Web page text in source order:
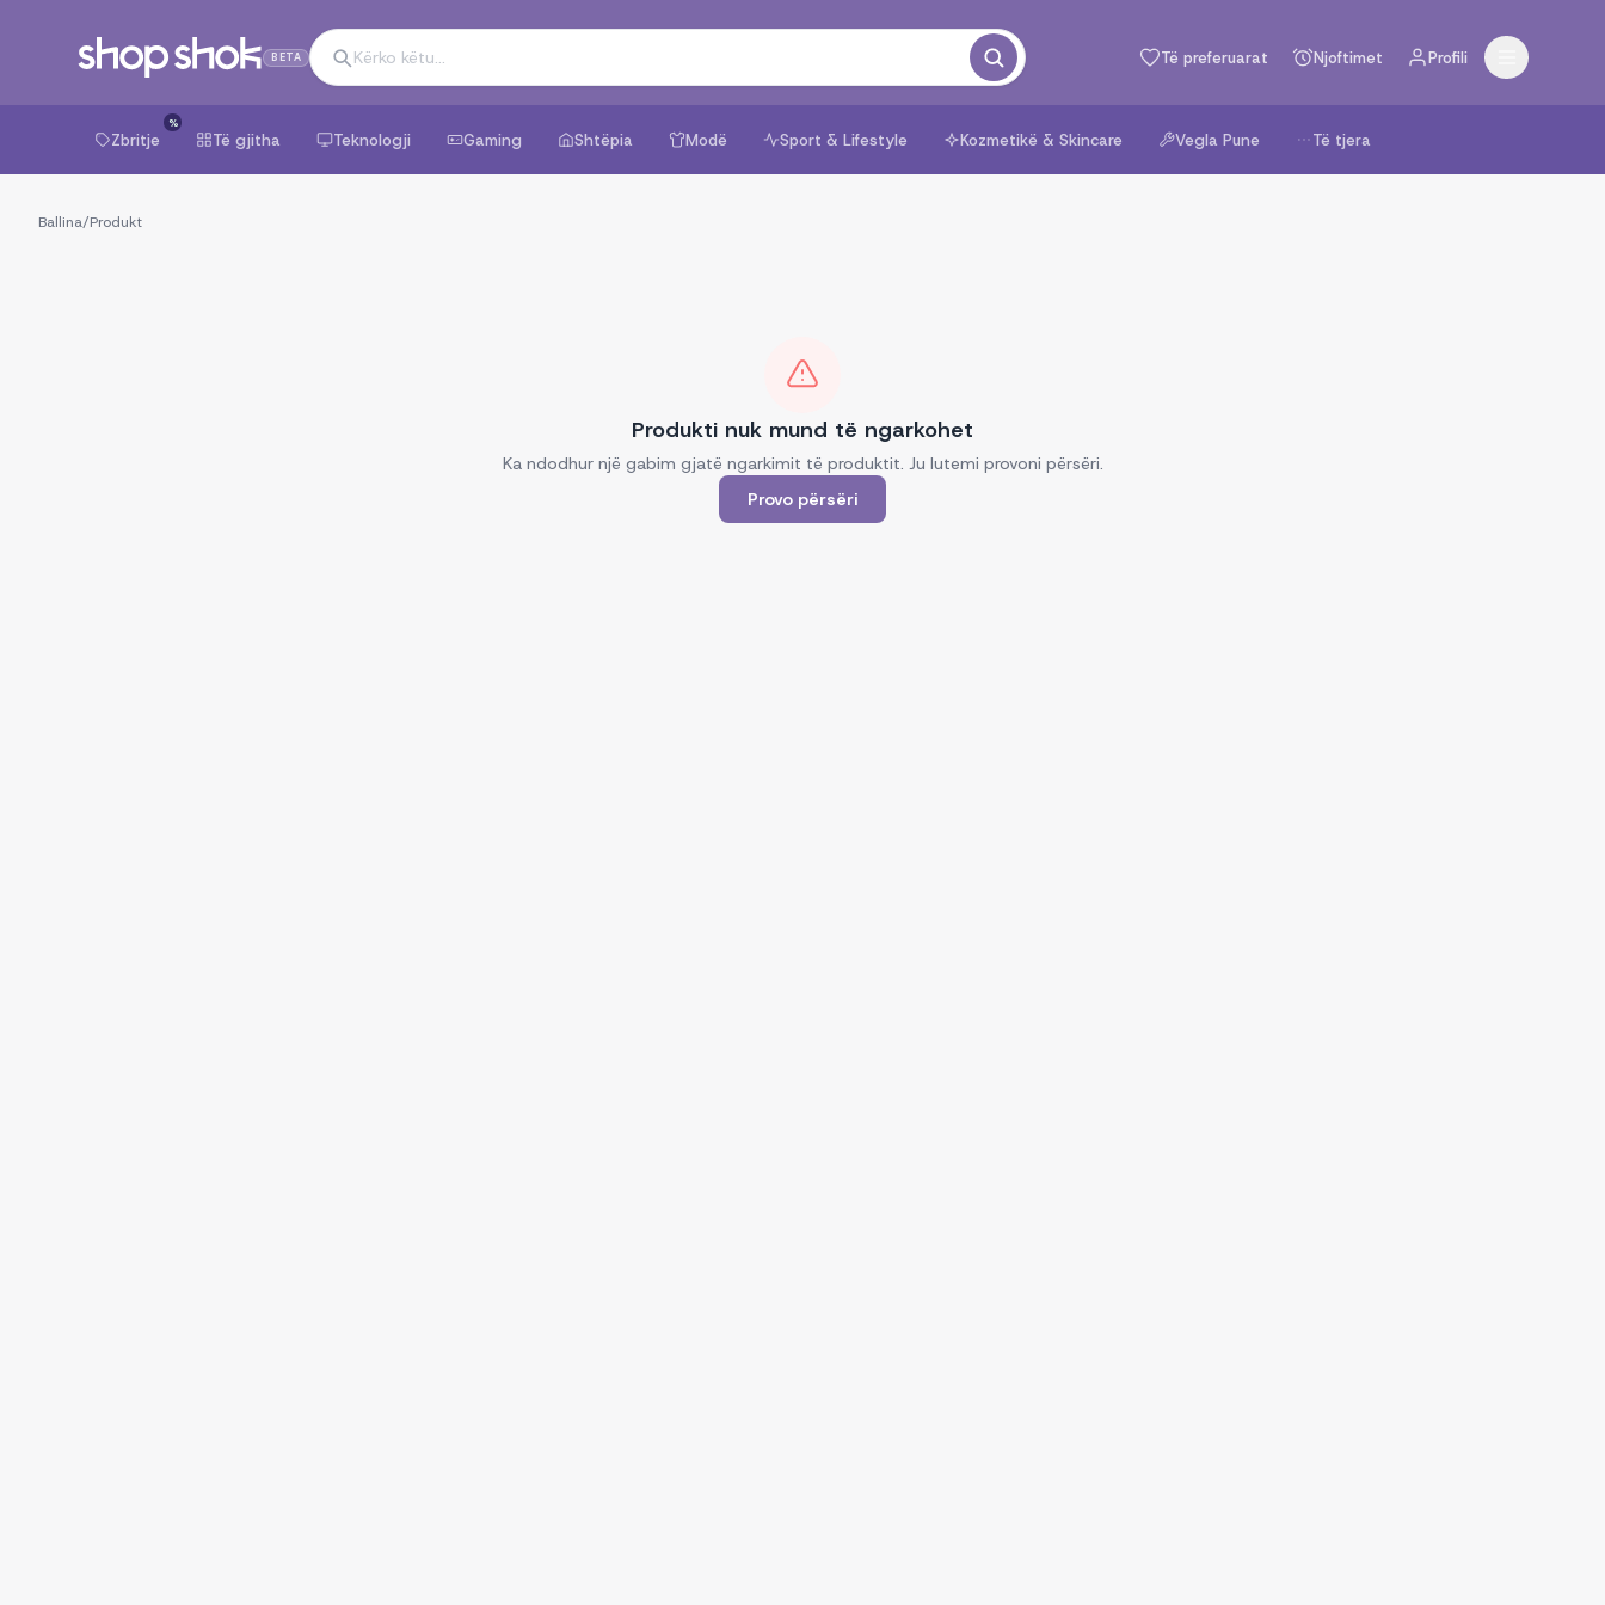
BETA Të preferuarat Njoftimet Profili
Zbritje
%
Të gjitha Teknologji Gaming Shtëpia Modë Sport & Lifestyle Kozmetikë & Skincare Vegla Pune Të tjera
Ballina/Produkt
Produkti nuk mund të ngarkohet
Ka ndodhur një gabim gjatë ngarkimit të produktit. Ju lutemi provoni përsëri.
Provo përsëri